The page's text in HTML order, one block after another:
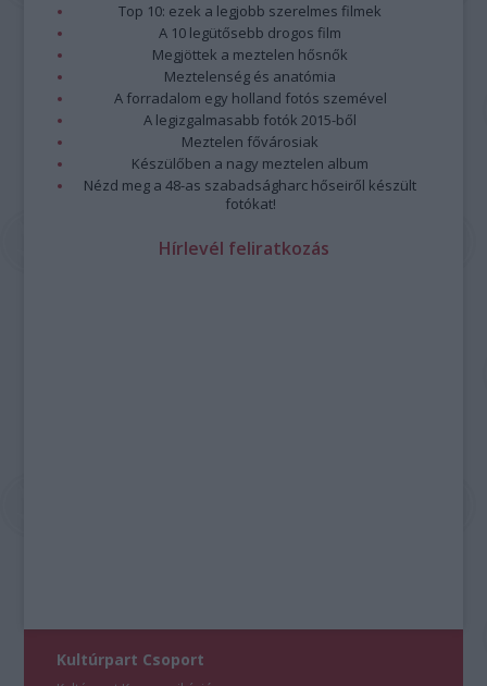
Top 10: ezek a legjobb szerelmes filmek
A 10 legütősebb drogos film
Megjöttek a meztelen hősnők
Meztelenség és anatómia
A forradalom egy holland fotós szemével
A legizgalmasabb fotók 2015-ből
Meztelen fővárosiak
Készülőben a nagy meztelen album
Nézd meg a 48-as szabadságharc hőseiről készült
fotókat!
Hírlevél feliratkozás
Kultúrpart Csoport